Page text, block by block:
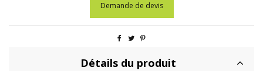
Demande de devis
Détails du produit